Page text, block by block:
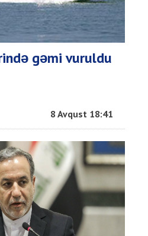
gəmi vuruldu
8 Avqust 18:41